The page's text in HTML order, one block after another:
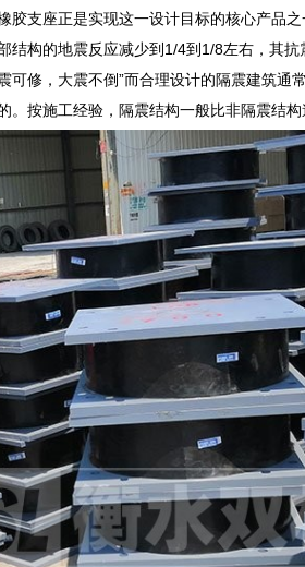
支座正是实现这一设计目标的核心产品之
结构的地震反应减少到1/4到1/8左右，其
修，大震不倒”而合理设计的隔震建筑通
按施工经验，隔震结构一般比非隔震结构